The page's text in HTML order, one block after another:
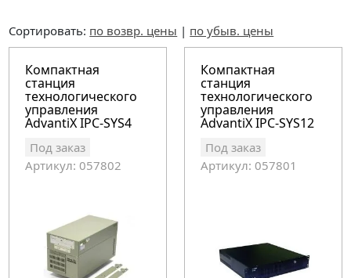
Сортировать: по возвр. цены | по убыв. цены
Компактная
станция
технологического
управления
AdvantiX IPC-SYS4
Под заказ
Артикул: 057802
Компактная
станция
технологического
управления
AdvantiX IPC-SYS12
1.3
Под заказ
Артикул: 057801